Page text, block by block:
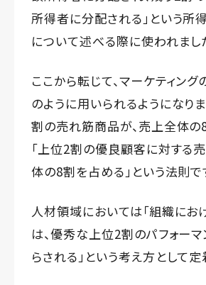
所得者に分配される」という所
について述べる際に使われまし
ここから転じて、マーケティン
のように用いられるようになりま
割の売れ筋商品が、売上全体の
「上位2割の優良顧客に対する
体の8割を占める」という法則で
人材領域においては「組織にお
は、優秀な上位2割のパフォーマ
らされる」という考え方として定